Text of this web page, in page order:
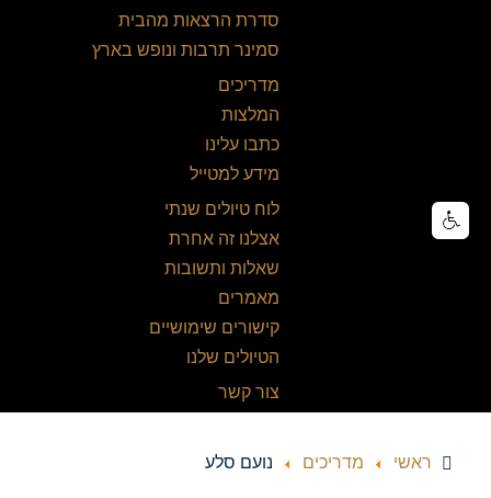
סדרת הרצאות מהבית
סמינר תרבות ונופש בארץ
מדריכים
המלצות
כתבו עלינו
מידע למטייל
לוח טיולים שנתי
אצלנו זה אחרת
שאלות ותשובות
מאמרים
קישורים שימושיים
הטיולים שלנו
צור קשר
ראשי מדריכים נועם סלע